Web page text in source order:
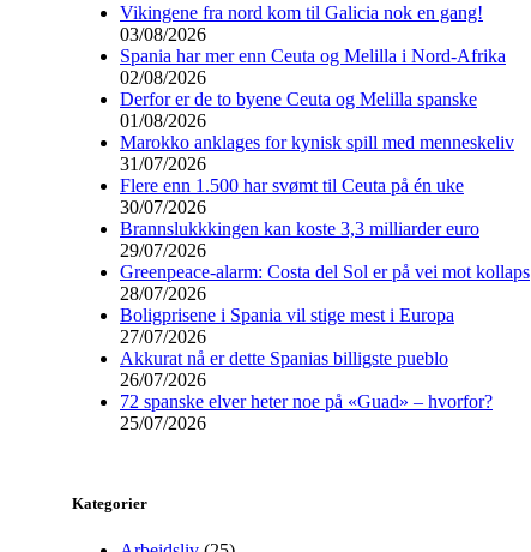
Vikingene fra nord kom til Galicia nok en gang!
03/08/2026
Spania har mer enn Ceuta og Melilla i Nord-Afrika
02/08/2026
Derfor er de to byene Ceuta og Melilla spanske
01/08/2026
Marokko anklages for kynisk spill med menneskeliv
31/07/2026
Flere enn 1.500 har svømt til Ceuta på én uke
30/07/2026
Brannslukkkingen kan koste 3,3 milliarder euro
29/07/2026
Greenpeace-alarm: Costa del Sol er på vei mot kollaps
28/07/2026
Boligprisene i Spania vil stige mest i Europa
27/07/2026
Akkurat nå er dette Spanias billigste pueblo
26/07/2026
72 spanske elver heter noe på «Guad» – hvorfor?
25/07/2026
Kategorier